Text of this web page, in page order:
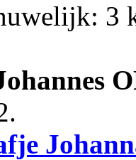
3